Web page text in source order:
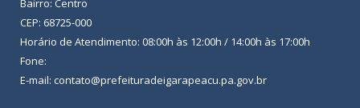
Bairro: Centro
CEP: 68725-000
Horário de Atendimento: 08:00h às 12:00h / 14:00h às 17:00h
Fone:
E-mail: contato@prefeituradeigarapeacu.pa.gov.br